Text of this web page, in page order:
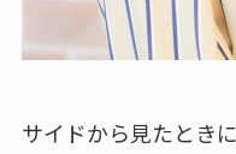
サイドから見たとき